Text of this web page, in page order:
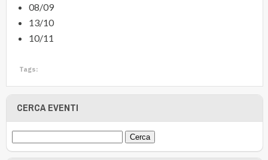
08/09
13/10
10/11
Tags:
CERCA EVENTI